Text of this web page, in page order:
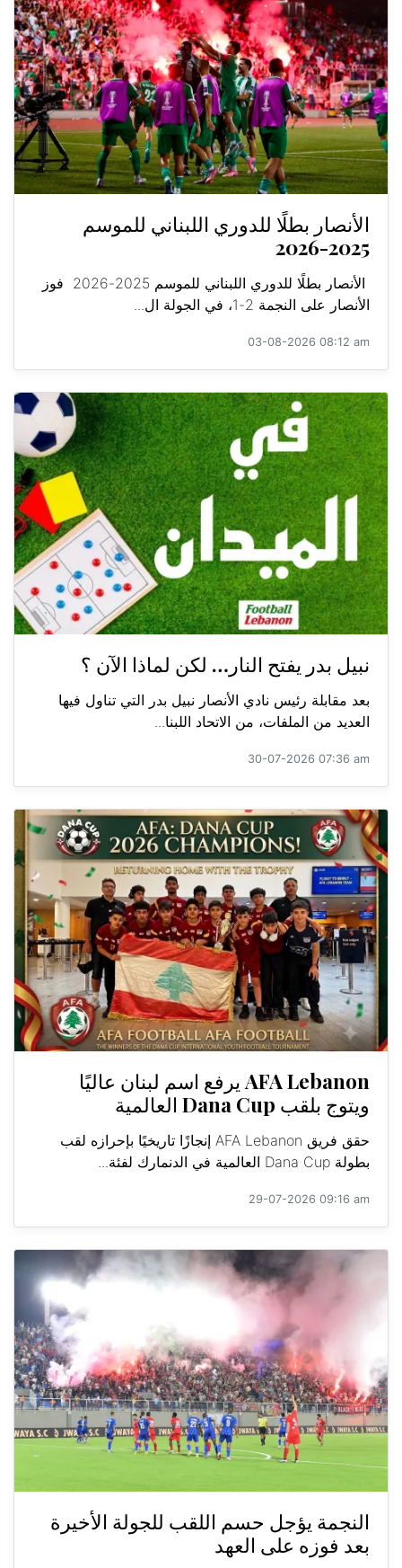
الأنصار بطلًا للدوري اللبناني للموسم
2025-2026
الأنصار بطلًا للدوري اللبناني للموسم 2025-2026 فوز
الأنصار على النجمة 2-1، في الجولة ال...
03-08-2026 08:12 am
نبيل بدر يفتح النار… لكن لماذا الآن ؟
بعد مقابلة رئيس نادي الأنصار نبيل بدر التي تناول فيها
العديد من الملفات، من الاتحاد اللبنا...
30-07-2026 07:36 am
AFA Lebanon يرفع اسم لبنان عاليًا
ويتوج بلقب Dana Cup العالمية
حقق فريق AFA Lebanon إنجازًا تاريخيًا بإحرازه لقب
بطولة Dana Cup العالمية في الدنمارك لفئة...
29-07-2026 09:16 am
النجمة يؤجل حسم اللقب للجولة الأخيرة
بعد فوزه على العهد